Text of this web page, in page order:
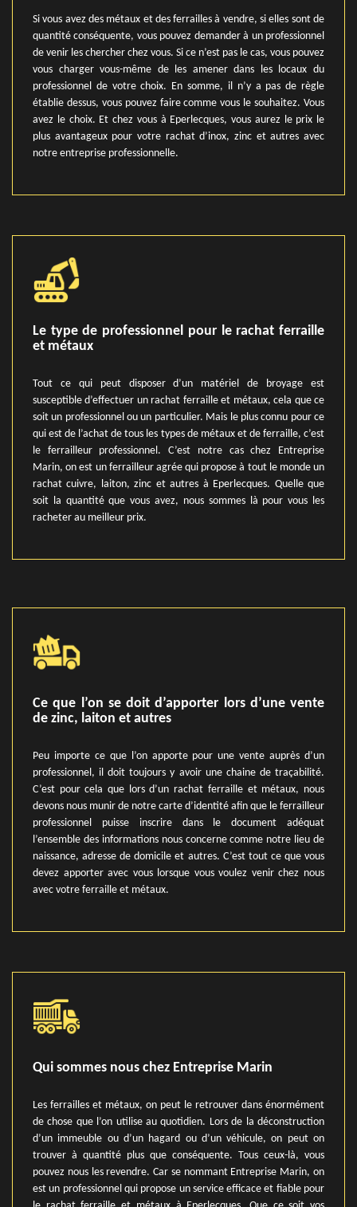
Si vous avez des métaux et des ferrailles à vendre, si elles sont de
quantité conséquente, vous pouvez demander à un professionnel
de venir les chercher chez vous. Si ce n’est pas le cas, vous pouvez
vous charger vous-même de les amener dans les locaux du
professionnel de votre choix. En somme, il n’y a pas de règle
établie dessus, vous pouvez faire comme vous le souhaitez. Vous
avez le choix. Et chez vous à Eperlecques, vous aurez le prix le
plus avantageux pour votre rachat d’inox, zinc et autres avec
notre entreprise professionnelle.
Le type de professionnel pour le rachat ferraille
et métaux
Tout ce qui peut disposer d’un matériel de broyage est
susceptible d’effectuer un rachat ferraille et métaux, cela que ce
soit un professionnel ou un particulier. Mais le plus connu pour ce
qui est de l’achat de tous les types de métaux et de ferraille, c’est
le ferrailleur professionnel. C’est notre cas chez Entreprise
Marin, on est un ferrailleur agrée qui propose à tout le monde un
rachat cuivre, laiton, zinc et autres à Eperlecques. Quelle que
soit la quantité que vous avez, nous sommes là pour vous les
racheter au meilleur prix.
Ce que l’on se doit d’apporter lors d’une vente
de zinc, laiton et autres
Peu importe ce que l’on apporte pour une vente auprès d’un
professionnel, il doit toujours y avoir une chaine de traçabilité.
C’est pour cela que lors d’un rachat ferraille et métaux, nous
devons nous munir de notre carte d’identité afin que le ferrailleur
professionnel puisse inscrire dans le document adéquat
l’ensemble des informations nous concerne comme notre lieu de
naissance, adresse de domicile et autres. C’est tout ce que vous
devez apporter avec vous lorsque vous voulez venir chez nous
avec votre ferraille et métaux.
Qui sommes nous chez Entreprise Marin
Les ferrailles et métaux, on peut le retrouver dans énormément
de chose que l’on utilise au quotidien. Lors de la déconstruction
d’un immeuble ou d’un hagard ou d’un véhicule, on peut on
trouver à quantité plus que conséquente. Tous ceux-là, vous
pouvez nous les revendre. Car se nommant Entreprise Marin, on
est un professionnel qui propose un service efficace et fiable pour